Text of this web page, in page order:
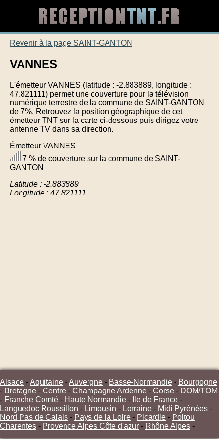
Revenir à la page SAINT-GANTON
VANNES
L'émetteur VANNES (latitude : -2.883889, longitude :
47.821111) permet une couverture pour la télévision
numérique terrestre de la commune de SAINT-GANTON
de 7%. Retrouvez la position géographique de cet
émetteur TNT sur la carte ci-dessous puis dirigez votre
antenne TV dans sa direction.
Émetteur VANNES
7 % de couverture sur la commune de SAINT-
GANTON
Latitude : -2.883889
Longitude : 47.821111
Alsace -Aquitaine -Auvergne - Basse-Normandie - Bourgogne
- Bretagne - Centre - Champagne Ardenne - Corse - DOM/TOM
- Franche Comté - Haute Normandie - Ile de France -
Languedoc Roussillon - Limousin - Lorraine - Midi Pyrénées -
Nord Pas de Calais - Pays de la Loire - Picardie - Poitou
Charentes - Provence Alpes Côte d'azur - Rhône Alpes -